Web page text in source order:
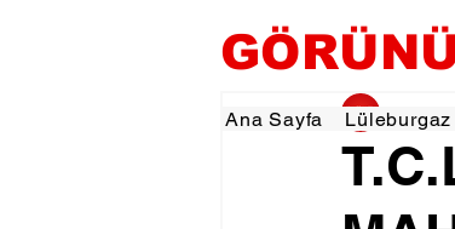
Ana Sayfa Lüleburgaz